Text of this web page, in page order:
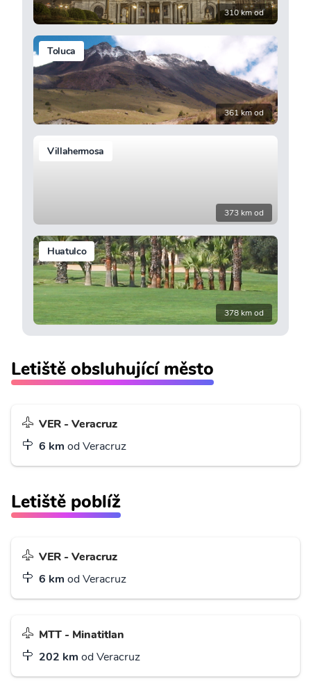
310 km od
Toluca
361 km od
Villahermosa
373 km od
Huatulco
378 km od
Letiště obsluhující město
VER - Veracruz
6 km od Veracruz
Letiště poblíž
VER - Veracruz
6 km od Veracruz
MTT - Minatitlan
202 km od Veracruz